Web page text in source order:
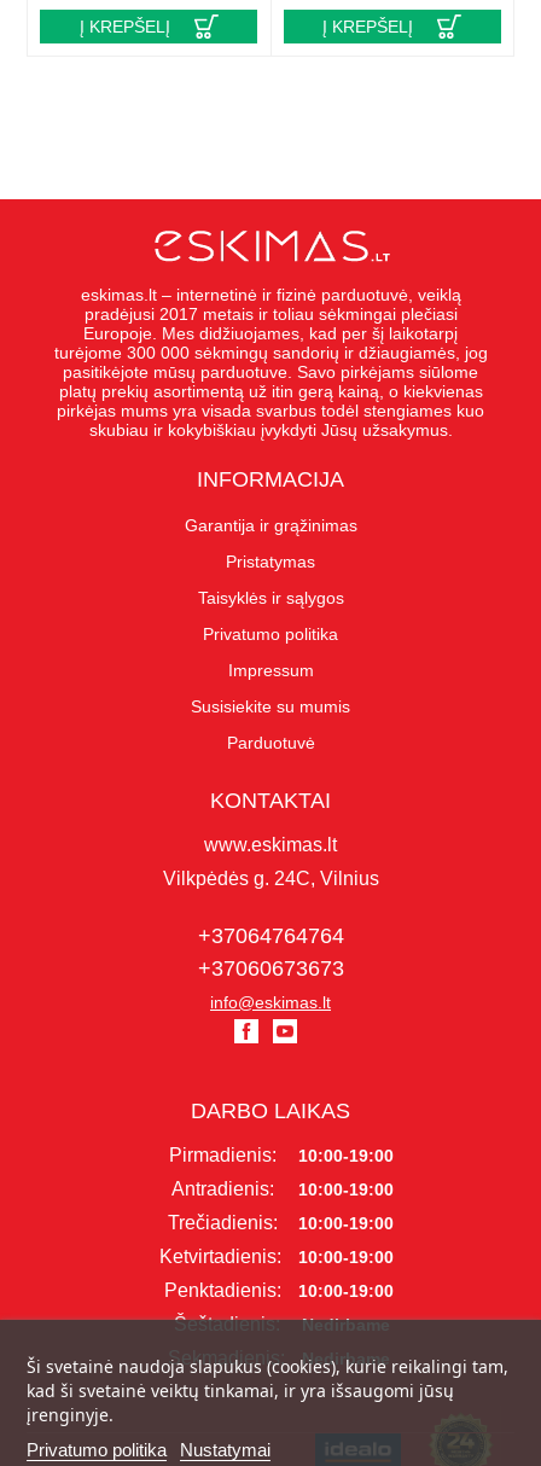
Į KREPŠELĮ Į KREPŠELĮ
eskimas.lt – internetinė ir fizinė parduotuvė, veiklą
pradėjusi 2017 metais ir toliau sėkmingai plečiasi
Europoje. Mes didžiuojames, kad per šį laikotarpį
turėjome 300 000 sėkmingų sandorių ir džiaugiamės, jog
pasitikėjote mūsų parduotuve. Savo pirkėjams siūlome
platų prekių asortimentą už itin gerą kainą, o kiekvienas
pirkėjas mums yra visada svarbus todėl stengiames kuo
skubiau ir kokybiškiau įvykdyti Jūsų užsakymus.
INFORMACIJA
Garantija ir grąžinimas
Pristatymas
Taisyklės ir sąlygos
Privatumo politika
Impressum
Susisiekite su mumis
Parduotuvė
KONTAKTAI
www.eskimas.lt
Vilkpėdės g. 24C, Vilnius
+37064764764
+37060673673
info@eskimas.lt
DARBO LAIKAS
Pirmadienis: 10:00-19:00
Antradienis: 10:00-19:00
Trečiadienis: 10:00-19:00
Ketvirtadienis: 10:00-19:00
Penktadienis: 10:00-19:00
Šeštadienis: Nedirbame
Sekmadienis: Nedirbame
Ši svetainė naudoja slapukus (cookies), kurie reikalingi tam,
kad ši svetainė veiktų tinkamai, ir yra išsaugomi jūsų
įrenginyje.
Privatumo politika Nustatymai